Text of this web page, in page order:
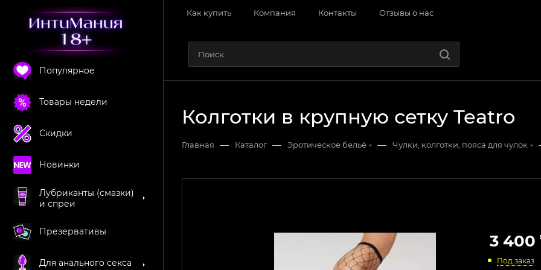
Как купить Компания Контакты Отзывы о нас
Популярное
Товары недели
Скидки
Новинки
Лубриканты (смазки)
и спреи
Презервативы
Для анального секса
Колготки в крупную сетку Teatro
Главная — Каталог — Эротическое бельё — Чулки, колготки, пояса для чулок
3 400
Под заказ